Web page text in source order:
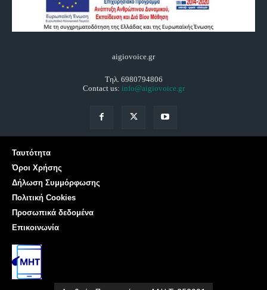
aigiovoice.gr
Τηλ. 6980794806
Contact us: info@aigiovoice.gr
Ταυτότητα
Όροι Χρήσης
Δήλωση Συμμόρφωσης
Πολιτική Cookies
Προσωπικά δεδομένα
Επικοινωνία